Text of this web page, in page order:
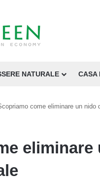
NATURALE CASA
come eliminare un nido
eliminare